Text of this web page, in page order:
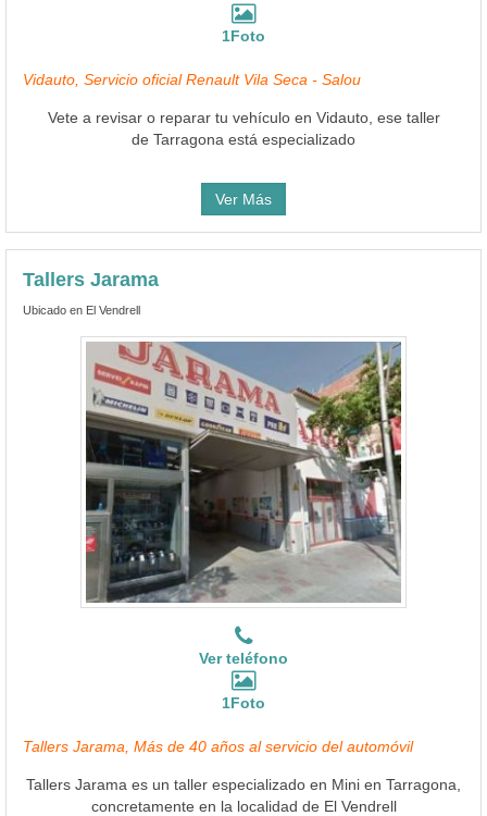
1Foto
Vidauto, Servicio oficial Renault Vila Seca - Salou
Vete a revisar o reparar tu vehículo en Vidauto, ese taller
de Tarragona está especializado
Ver Más
Tallers Jarama
Ubicado en El Vendrell
Ver teléfono
1Foto
Tallers Jarama, Más de 40 años al servicio del automóvil
Tallers Jarama es un taller especializado en Mini en Tarragona,
concretamente en la localidad de El Vendrell